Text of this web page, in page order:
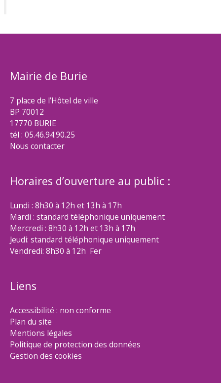
Mairie de Burie
7 place de l’Hôtel de ville
BP 70012
17770 BURIE
tél : 05.46.94.90.25
Nous contacter
Horaires d’ouverture au public :
Lundi : 8h30 à 12h et 13h à 17h
Mardi : standard téléphonique uniquement
Mercredi : 8h30 à 12h et 13h à 17h
Jeudi: standard téléphonique uniquement
Vendredi: 8h30 à 12h Fer
Liens
Accessibilité : non conforme
Plan du site
Mentions légales
Politique de protection des données
Gestion des cookies